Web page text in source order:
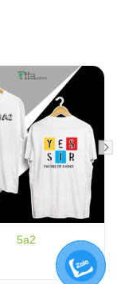
5a2